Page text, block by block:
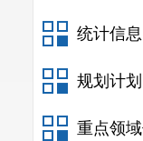
统计信息
规划计划
重点领